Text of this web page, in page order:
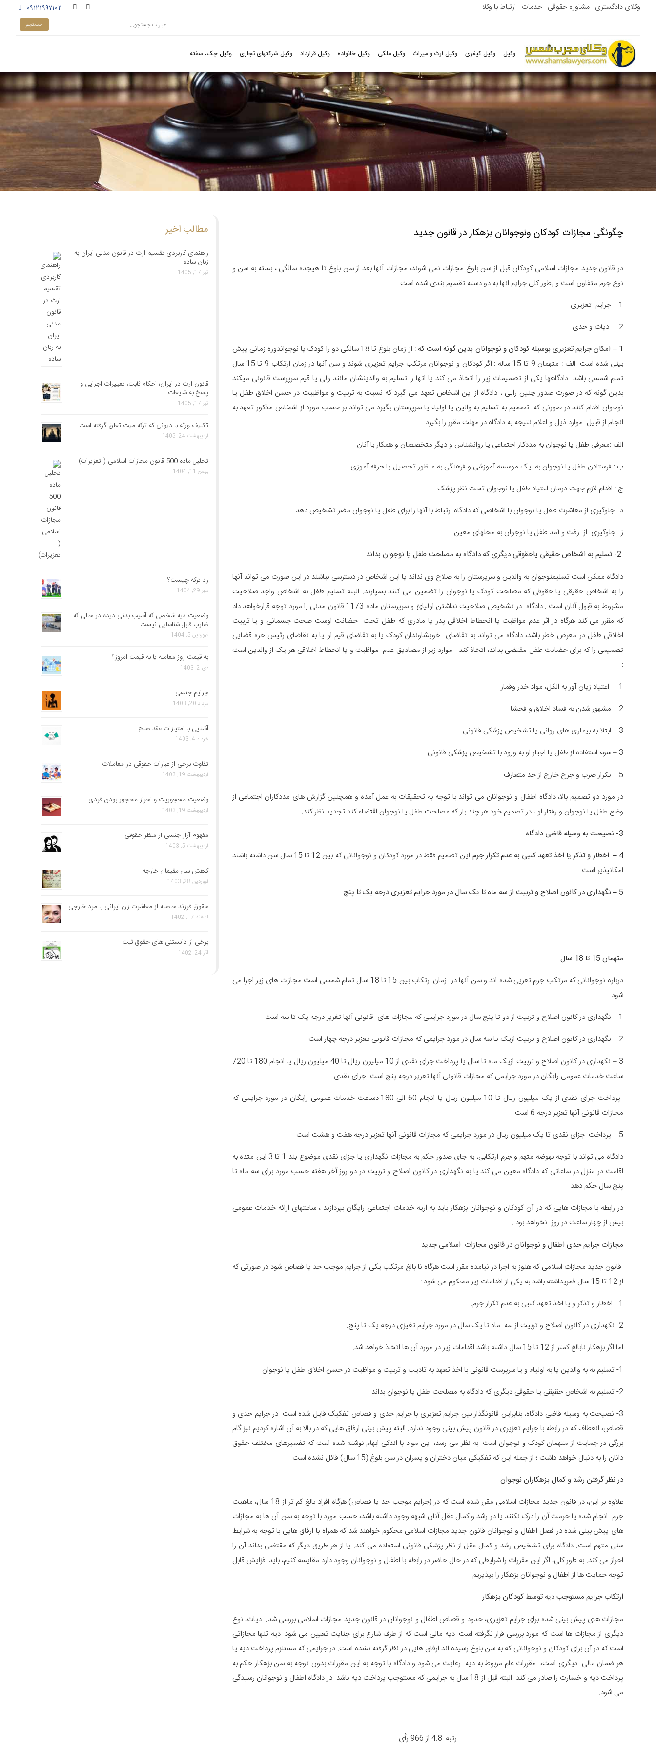
۰۹۱۲۱۹۹۷۱۰۲ وکلای دادگستری مشاوره حقوقی خدمات ارتباط با وکلا
وکیل وکیل کیفری وکیل ارث و میراث وکیل ملکی وکیل خانواده وکیل قرارداد وکیل شرکتهای تجاری وکیل چک، سفته
چگونگی مجازات کودکان ونوجوانان بزهکار در قانون جدید
در قانون جدید مجازات اسلامی کودکان قبل از سن بلوغ مجازات نمی شوند، مجازات آنها بعد از سن بلوغ تا هیجده سالگی ، بسته به سن و
نوع جرم متفاون است و بطور کلی جرایم انها به دو دسته تقسیم بندی شده است :
1 – جرایم تعزیری
2 – دیات و حدی
1
– امکان جرایم تعزیری بوسیله کودکان و نوجوانان بدین گونه است که
: از زمان بلوغ تا 18 سالگی دو را کودک یا نوجواندوره زمانی پیش
بینی شده است الف : متهمان 9 تا 15 ساله : اگر کودکان و نوجوانان مرتکب جرایم تعزیری شوند و سن آنها در زمان ارتکاب 9 تا 15 سال
تمام شمسی باشد دادگاهها یکی از تصمیمات زیر را اتخاذ می کند یا اتها را تسلیم به والدینشان مانند ولی یا قیم سرپرست قانونی میکند
بدین گونه که در صورت صدور چنین رایی ، دادگاه از این اشخاص تعهد می گیرد که نسبت به تربیت و مواظببت در حسن اخلاق طفل یا
نوجوان اقدام کنند در صورنی که تصمیم به تسلیم به والین یا اولیاء یا سرپرستان بگیرد می تواند بر حسب مورد از اشخاص مذکور تعهد به
انجام از قبیل موارد ذیل و اعلام نتیجه به دادگاه در مهلت مقرر را بگیرد
الف :معرفی طفل یا نوجوان به مددکار اجتماعی یا روانشناس و دیگر متخصصان و همکار با آنان
ب : فرستادن طفل یا نوجوان به یک موسسه آموزشی و فرهنگی به منظور تحصیل یا حرفه آموزی
ج : اقدام لازم جهت درمان اعتیاد طفل یا نوجوان تحت نظر پزشک
د : جلوگیری از معاشرت طفل یا نوجوان با اشخاصی که دادگاه ارتباط با آنها را برای طفل یا نوجوان مضر تشخیص دهد
ز :جلوگیری از رفت و آمد طفل یا نوجوان به محلهای معین
2- تسلیم به اشخاص حقیقی یاحقوقی دیگری که دادگاه به مصلحت طفل یا نوجوان بداند
دادگاه ممکن است تسلیمنوجوان به والدین و سرپرستان را به صلاح وی نداند یا این اشخاص در دسترسی نباشند در این صورت می تواند آنها
را به اشخاص حقیقی یا حقوقی که مصلحت کودک یا نوجوان را تضمین می کنند بسپارند. البته تسلیم طفل به اشخاص واجد صلاحیت
مشروط به قبول آنان است . دادگاه در تشخیص صلاحیت نداشتن اولیائ و سرپرستان ماده 1173 قانون مدنی را مورد توجه قرارخواهد داد
که مقرر می کند هرگاه در اثر عدم مواظبت یا انحطاط اخلاقی پدر یا مادری که طفل تحت حضانت اوست صحت جسمانی و یا تربیت
اخلاقی طفل در معرض خطر باشد، دادگاه می تواند به تقاضای خویشاوندان کودک یا به تقاضای قیم او یا به تقاضای رئیس حزه قضایی
تصمیمی را که برای حضانت طفل مقتضی بداند، اتخاذ کند . موارد زیر از مصادیق عدم مواظبت و یا انحطاط اخلاقی هر یک از والدین است
:
1 – اعتیاد زیان آور به الکل، مواد خدر وقمار
2 – مشهور شدن به فساد اخلاق و فحشا
3 – ابتلا به بیماری های روانی یا تشخیص پزشکی قانونی
3 – سوء استفاده از طفل یا اجبار او به ورود با تشخیص پزشکی قانونی
5 – تکرار ضرب و جرح خارج از حد متعارف
در مورد دو تصمیم بالا، دادگاه اطفال و نوجوانان می تواند با توجه به تحقیقات به عمل آمده و همچنین گزارش های مددکاران اجتماعی از
وضع طفل یا نوجوان و رفتار او ، در تصمیم خود هر چند بار که مصلحت طفل یا نوجوان اقتضاء کند تجدید نظر کند.
3- نصیحت به وسیله قاضی دادگاه
4 – اخطار و تذکر یا اخذ تعهد کتبی به عدم تکرار جرم
این تصمیم فقط در مورد کودکان و نوجوانانی که بین 12 تا 15 سال سن داشته باشند
امکانپذیر است
5
– نگهداری در کانون اصلاح و تربیت از سه ماه تا یک سال در مورد جرایم تعزیری درجه یک تا پنج
متهمان 15 تا 18 سال
درباره نوجوانانی که مرتکب جرم تعزیی شده اند و سن آنها در زمان ارتکاب بین 15 تا 18 سال تمام شمسی است مجازات های زیر اجرا می
شود .
1 – نگهداری در کانون اصلاح و تربیت از دو تا پنج سال در مورد جرایمی که مجازات های قانونی آنها تغزیر درجه یک تا سه است .
2 – نگهداری در کانون اصلاح و تربیت ازیک تا سه سال در مورد جرایمی که مجازات قانونی تعزیر درجه چهار است .
3 – نگهداری در کانون اصلاح و تربیت ازیک ماه تا سال یا پرداخت جزای نقدی از 10 میلیون ریال تا 40 میلیون ریال یا انجام 180 تا 720
ساعت خدمات عمومی رایگان در مورد جرایمی که مجازات قانونی آنها تعزیر درجه پنج است .جزای نقدی
پرداخت جزای نقدی از یک میلیون ریال تا 10 میلیون ریال یا انجام 60 الی 180 دساعت خدمات عمومی رایگان در مورد جرایمی که
محازات قانونی آنها تعزیر درجه 6 است .
5 – پرداخت جزای نقدی تا یک میلیون ریال در مورد جرایمی که مجازات قانونی آنها تعزیر درجه هفت و هشت است .
دادگاه می تواند با توجه بهوضه متهم و جرم ارتکابی، به جای صدور حکم به مجازات نگهداری یا جزای نقدی موضوع بند 1 تا 3 این متده به
اقامت در منزل در ساعاتی که دادگاه معین می کند یا به نگهداری در کانون اصلاح و تربیت در دو روز آخر هفته حسب مورد برای سه ماه تا
پنج سال حکم دهد .
در رابطه با مجازات هایی که در آن کودکان و نوجوانان بزهکار باید به اریه خدمات اجتماعی رایگان بپردازند ، ساعتهای ارائه خدمات عمومی
بیش از چهار ساعت در روز نخواهد بود .
مجازات جرایم حدی اطفال و نوجوانان در قانون مجازات اسلامی جدید
قانون جدید مجازات اسلامی که هنوز به اجرا در نیامده مقرر است هرگاه نا بالغ مرتکب یکی از جرایم موجب حد یا قصاص شود در صورتی که
از 12 تا 15 سال قمریداشته باشد به یکی از اقدامات زیر محکوم می شود :
1- اخطار و تذکر و یا اخذ تعهد کتبی به عدم تکرار جرم.
2- نگهداری در کانون اصلاح و تربیت از سه ماه تا یک سال در مورد جرایم تغیزی درجه یک تا پنج.
اما اگر بزهکار نابالغ کمتر از 12 تا 15 سال داشته باشد اقدامات زیر در مورد آن ها اتخاذ خواهد شد.
1- تسلیم به به والدین یا به اولیاء و یا سرپرست قانونی با اخذ تعهد به تادیب و تربیت و مواظبت در حسن اخلاق طفل یا نوجوان.
2- تسلیم به اشخاص حقیقی یا حقوقی دیگری که دادگاه به مصلحت طفل یا نوجوان بداند.
3- نصیحت به وسیله قاضی دادگاه، بنابراین قانونگذار بین جرایم تعزیری با جرایم حدی و قصاص تفکیک قایل شده است. در جرایم حدی و
قصاص، انعطاف که در رابطه با جرایم تعزیری در قانون پیش بینی وجود ندارد. البته پیش بینی ارفاق هایی که در بالا به آن اشاره کردیم نیز گام
بزرگی در جمایت از متهمان کودک و نوجوان است. به نظر می رسد، این مواد با اندکی ابهام نوشته شده است که تفسیرهای مختلف حقوق
دانان را به دنبال خواهد داشت ؛ از جمله این که تفکیکی میان دختران و پسران در سن بلوغ (15 سال) قائل نشده است.
در نظر گرفتن رشد و کمال بزهکاران نوجوان
علاوه بر این، در قانون جدید مجازات اسلامی مقرر شده است که در (جرایم موجب حد یا قصاص) هرگاه افراد بالغ کم تر از 18 سال، ماهیت
جرم انجام شده یا حرمت آن را درک نکنند یا در رشد و کمال عقل آنان شبهه وجود داشته باشد، حسب مورد با توجه به سن آن ها به مجازات
های پیش بینی شده در فصل اطفال و نوجوانان قانون جدید مجازات اسلامی محکوم خواهند شد که همراه با ارفاق هایی با توجه به شرایط
سنی متهم است. دادگاه برای تشخیص رشد و کمال عقل از نظر پزشکی قانونی استفاده می کند. یا از هر طریق دیگر که مقتضی بداند آن را
احراز می کند. به طور کلی، اگر این مقررات را شرایطی که در حال حاضر در رابطه با اطفال و نوجوانان وجود دارد مقایسه کنیم، باید افزایش قابل
توجه حمایت ها از اطفال و نوجوانان بزهکار را بپذیریم.
ارتکاب جرایم مستوجبدیه توسط کودکان بزهکار
مجازات های پیش بینی شده برای جرایم تعزیری، حدود و قصاص اطفال و نوجوانان در قانون جدید مجازات اسلامی بررسی شد. دیات، نوع
دیگری از مجازات ها است که مورد بررسی قرار نگرفته است. دیه مالی است که از طرف شارع برای جنایت تعیین می شود. دیه تنها مجازاتی
است که در آن برای کودکان و نوجوانانی که به سن بلوغ رسیده اند ارفاق هایی در نظر گرفته نشده است. در جرایمی که مستلزم پرداخت دیه یا
هر ضمان مالی دیگری است، مقررات عام مربوط به دیه رعایت می شود و دادگاه با توجه به این مقررات بدون توجه به سن بزهکار حکم به
پرداخت دیه و خسارت را صادر می کند. البته قبل از 18 سال به جرایمی که مستوجب پرداخت دیه باشد. در دادگاه اطفال و نوجوانان رسیدگی
می شود.
رتبه: 4.8 از 966 رأی
مطالب اخیر
راهنمای کاربردی تقسیم ارث در قانون مدنی ایران به
زبان ساده
تیر 17, 1405
قانون ارث در ایران؛ احکام ثابت، تغییرات اجرایی و
پاسخ به شایعات
تیر 17, 1405
تکلیف ورثه با دیونی که ترکه میت تعلق گرفته است
اردیبهشت 24, 1405
تحلیل ماده 500 قانون مجازات اسلامی ( تعزیرات)
بهمن 11, 1404
رد ترکه چیست؟
مهر 29, 1404
وضعیت دیه شخصی که آسیب بدنی دیده در حالی که
ضارب قابل شناسایی نیست
فروردین 5, 1404
به قیمت روز معامله یا به قیمت امروز؟
دی 2, 1403
جرایم جنسی
مرداد 20, 1403
آشنایی با امتیازات عقد صلح
خرداد 4, 1403
تفاوت برخی از عبارات حقوقی در معاملات
اردیبهشت 19, 1403
وضعیت محجوریت و احراز محجور بودن فردی
اردیبهشت 19, 1403
مفهوم آزار جنسی از منظر حقوقی
اردیبهشت 5, 1403
کاهش سن مقیمان خارجه
فروردین 28, 1403
حقوق فرزند حاصله از معاشرت زن ایرانی با مرد خارجی
اسفند 17, 1402
برخی از دانستنی های حقوق ثبت
آذر 24, 1402